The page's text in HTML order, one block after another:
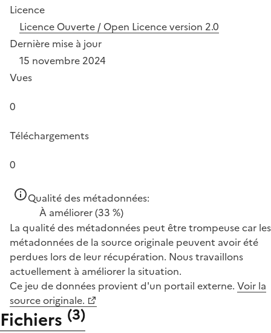
Licence
Licence Ouverte / Open Licence version 2.0
Dernière mise à jour
15 novembre 2024
Vues
0
Téléchargements
0
Qualité des métadonnées:
À améliorer(33 %)
La qualité des métadonnées peut être trompeuse car les
métadonnées de la source originale peuvent avoir été
perdues lors de leur récupération. Nous travaillons
actuellement à améliorer la situation.
Ce jeu de données provient d'un portail externe. Voir la
source originale.
Fichiers (3)